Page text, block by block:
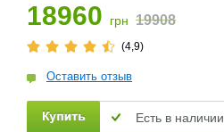
18960 грн 19908
(4,9)
Оставить отзыв
Есть в наличии